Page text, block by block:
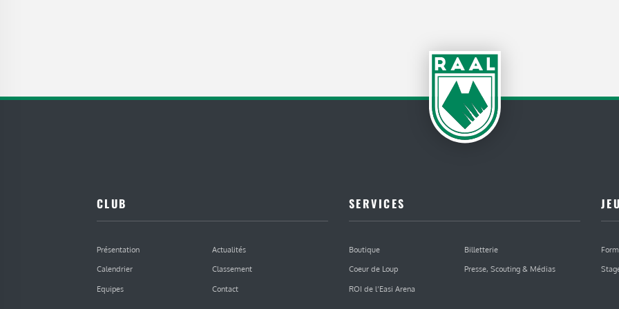
CLUB
Présentation
Actualités
Calendrier
Classement
Equipes
Contact
SERVICES
Boutique
Billetterie
Coeur de Loup
Presse, Scouting & Médias
ROI de l’Easi Arena